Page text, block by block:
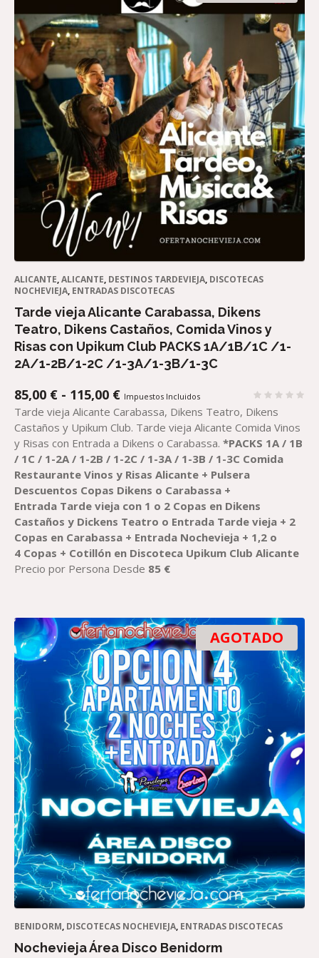
ALICANTE,ALICANTE, DESTINOS TARDEVIEJA, DISCOTECAS
NOCHEVIEJA, ENTRADAS DISCOTECAS
Tarde vieja Alicante Carabassa, Dikens
Teatro, Dikens Castaños, Comida Vinos y
Risas con Upikum Club PACKS 1A/1B/1C /1-
2A/1-2B/1-2C /1-3A/1-3B/1-3C
85,00 € - 115,00 €RANGO
DE
PRECIOS:
DESDE
85,00 €
HASTA
115,00 €
Impuestos Incluidos
Tarde vieja Alicante Carabassa, Dikens Teatro, Dikens
Castaños y Upikum Club. Tarde vieja Alicante Comida Vinos
y Risas con Entrada a Dikens o Carabassa.*PACKS 1A / 1B
/ 1C / 1-2A / 1-2B / 1-2C / 1-3A / 1-3B / 1-3C Comida
Restaurante Vinos y Risas Alicante + Pulsera
Descuentos Copas Dikens o Carabassa +
Entrada Tarde vieja con 1 o 2 Copas en Dikens
Castaños y Dickens Teatro o Entrada Tarde vieja + 2
Copas en Carabassa + Entrada Nochevieja + 1,2 o
4 Copas + Cotillón en Discoteca Upikum Club Alicante
Precio por Persona Desde 85 €
AGOTADO
BENIDORM, DISCOTECAS NOCHEVIEJA, ENTRADAS DISCOTECAS
Nochevieja Área Disco Benidorm